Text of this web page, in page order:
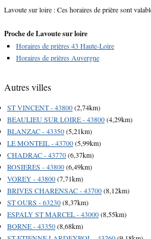
Lavoute sur loire : Ces horaires de prière sont
Proche de Lavoute sur loire
Horaires de prières 43 Haute-Loire
Horaires de prières Auvergne
Autres villes
ST VINCENT - 43800(2,74km)
BEAULIEU SUR LOIRE - 43800(4,29km)
BLANZAC - 43350(5,21km)
LE MONTEIL - 43700(5,99km)
CHADRAC - 43770(6,37km)
ROSIERES - 43800(6,49km)
VOREY - 43800(7,71km)
BRIVES CHARENSAC - 43700(8,12km)
ST OURS - 63230(8,37km)
ESPALY ST MARCEL - 43000(8,55km)
BORNE - 43350(8,68km)